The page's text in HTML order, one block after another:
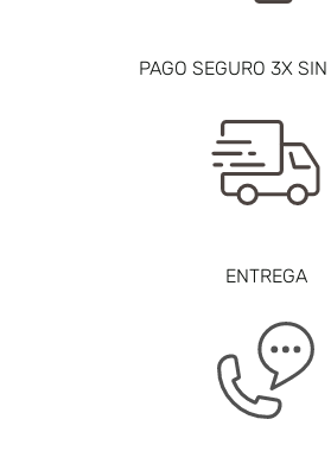
PAGO SEGURO 3X SIN
ENTREGA